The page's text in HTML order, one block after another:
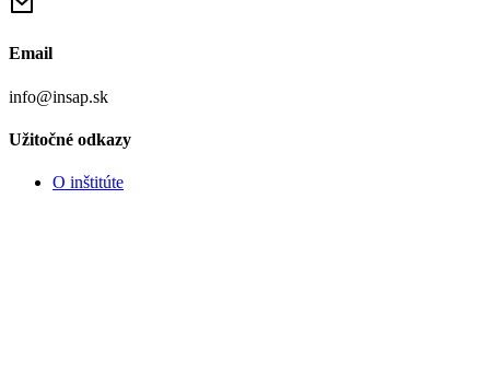
Email
info@insap.sk
Užitočné odkazy
O inštitúte